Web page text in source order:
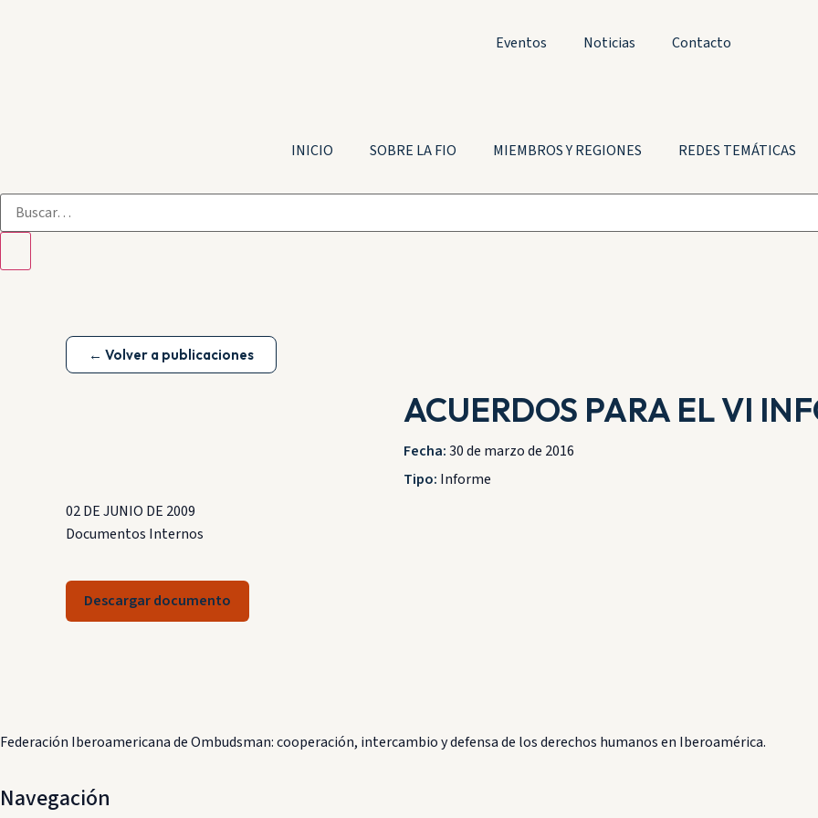
Eventos Noticias Contacto
INICIO SOBRE LA FIO MIEMBROS Y REGIONES REDES TEMÁTICAS
← Volver a publicaciones
ACUERDOS PARA EL VI
Fecha:30 de marzo de 2016
Tipo: Informe
02 DE JUNIO DE 2009
Documentos Internos
Descargar documento
Federación Iberoamericana de Ombudsman: cooperación, intercambio y defensa de los derechos humanos en Iberoamérica.
Navegación